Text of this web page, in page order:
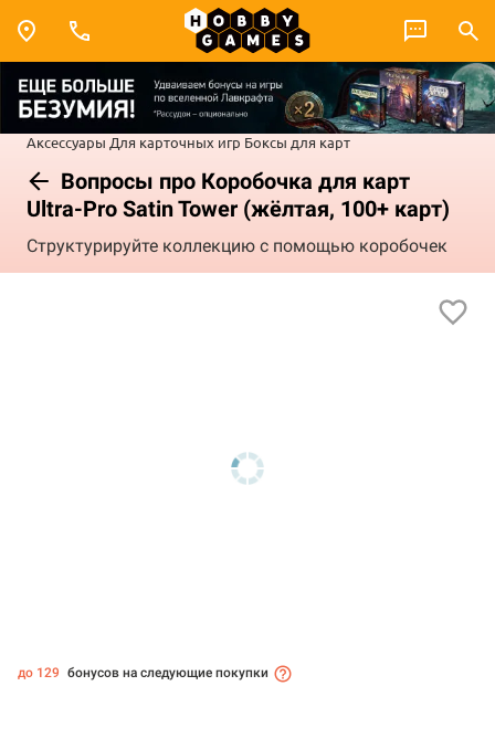
Аксессуары Для карточных игр Боксы для карт
Вопросы про Коробочка для карт
Ultra-Pro Satin Tower (жёлтая, 100+ карт)
Структурируйте коллекцию с помощью коробочек
до 129 бонусов на следующие покупки